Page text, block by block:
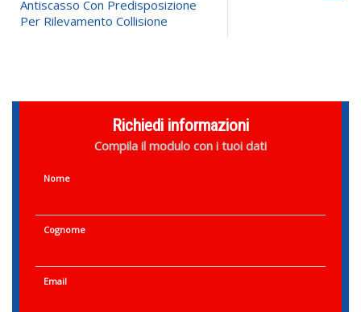
Antiscasso Con Predisposizione
Per Rilevamento Collisione
Richiedi informazioni
Compila il modulo con i tuoi dati
Nome
Cognome
Email